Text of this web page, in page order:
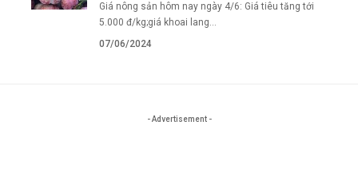
Giá nông sản hôm nay ngày 4/6: Giá tiêu tăng tới
5.000 đ/kg;giá khoai lang…
07/06/2024
- Advertisement -